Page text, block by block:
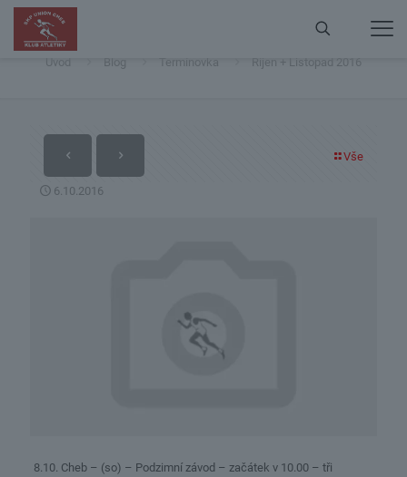
Úvod Blog Termínovka Říjen + Listopad 2016
Vše
6.10.2016
8.10. Cheb – (so) – Podzimní závod – začátek v 10.00 – tři